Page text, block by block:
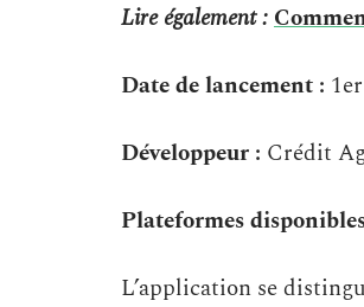
Lire également :
Date de lancement :
Développeur : Crédit
Plateformes
L’application se